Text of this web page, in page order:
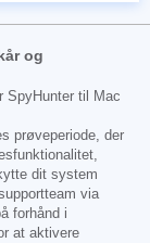
og
SpyHunter til Mac
prøveperiode, der
dit system
via
forhånd i
at aktivere